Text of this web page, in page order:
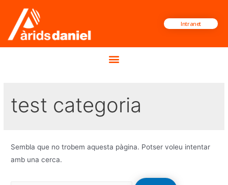
Intranet
test categoria
Sembla que no trobem aquesta pàgina. Potser voleu intentar
amb una cerca.